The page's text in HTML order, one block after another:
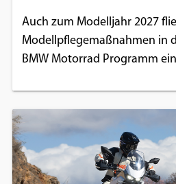
Auch zum Modelljahr 2027
Modellpflegemaßnahmen in
BMW Motorrad Programm